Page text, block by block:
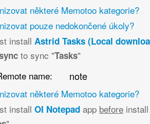
některé Memotoo kategorie?
pouze nedokončené úkoly?
installAstrid Tasks (Local
to sync "Tasks"
name:
note
některé Memotoo kategorie?
installOI Notepad app before